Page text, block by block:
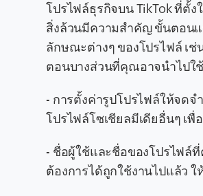
โปรไฟล์ธุรกิจบน TikTok ที่ตั้
สิ่งล้วนมีความสำคัญ ขั้นตอนแ
ลักษณะต่างๆ ของโปรไฟล์ เช่
ตอนบางส่วนที่คุณอาจนำไปใ
- การตั้งค่ารูปโปรไฟล์ให้จด
โปรไฟล์โซเชียลมีเดียอื่นๆ เ
- ชื่อผู้ใช้และชื่อของโปรไฟล์
ต้องการได้ถูกใช้งานไปแล้ว